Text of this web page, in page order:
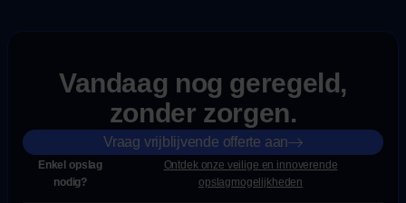
Vandaag nog geregeld,
zonder zorgen.
Vraag vrijblijvende offerte aan
Enkel opslag
nodig?
Ontdek onze veilige en innoverende
opslagmogelijkheden